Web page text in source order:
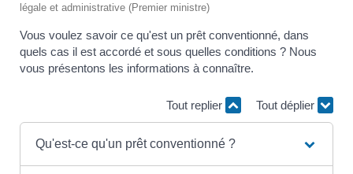
légale et administrative (Premier ministre)
Vous voulez savoir ce qu'est un prêt conventionné, dans
quels cas il est accordé et sous quelles conditions ? Nous
vous présentons les informations à connaître.
Tout replier Tout déplier
Qu'est-ce qu'un prêt conventionné ?